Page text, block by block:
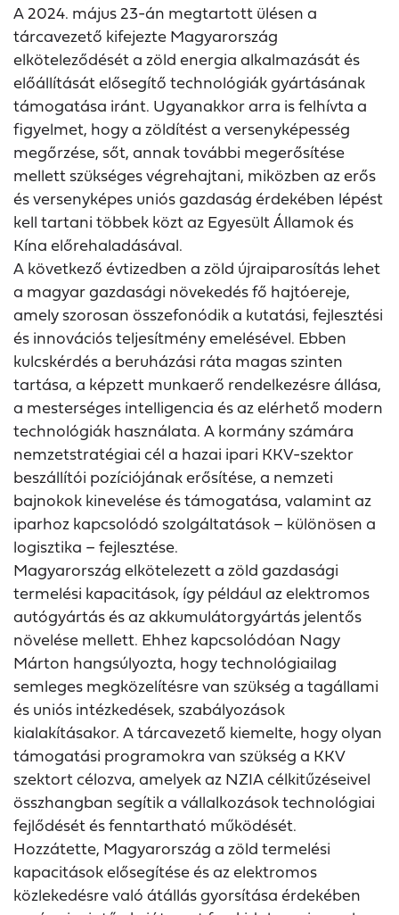
A 2024. május 23-án megtartott ülésen a
tárcavezető kifejezte Magyarország
elköteleződését a zöld energia alkalmazását és
előállítását elősegítő technológiák gyártásának
támogatása iránt. Ugyanakkor arra is felhívta a
figyelmet, hogy a zöldítést a versenyképesség
megőrzése, sőt, annak további megerősítése
mellett szükséges végrehajtani, miközben az erős
és versenyképes uniós gazdaság érdekében lépést
kell tartani többek közt az Egyesült Államok és
Kína előrehaladásával.
A következő évtizedben a zöld újraiparosítás lehet
a magyar gazdasági növekedés fő hajtóereje,
amely szorosan összefonódik a kutatási, fejlesztési
és innovációs teljesítmény emelésével. Ebben
kulcskérdés a beruházási ráta magas szinten
tartása, a képzett munkaerő rendelkezésre állása,
a mesterséges intelligencia és az elérhető modern
technológiák használata. A kormány számára
nemzetstratégiai cél a hazai ipari KKV-szektor
beszállítói pozíciójának erősítése, a nemzeti
bajnokok kinevelése és támogatása, valamint az
iparhoz kapcsolódó szolgáltatások – különösen a
logisztika – fejlesztése.
Magyarország elkötelezett a zöld gazdasági
termelési kapacitások, így például az elektromos
autógyártás és az akkumulátorgyártás jelentős
növelése mellett. Ehhez kapcsolódóan Nagy
Márton hangsúlyozta, hogy technológiailag
semleges megközelítésre van szükség a tagállami
és uniós intézkedések, szabályozások
kialakításakor. A tárcavezető kiemelte, hogy olyan
támogatási programokra van szükség a KKV
szektort célozva, amelyek az NZIA célkitűzéseivel
összhangban segítik a vállalkozások technológiai
fejlődését és fenntartható működését.
Hozzátette, Magyarország a zöld termelési
kapacitások elősegítése és az elektromos
közlekedésre való átállás gyorsítása érdekében